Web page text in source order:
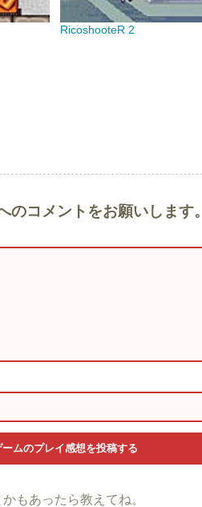
RicoshooteR 2
コメントをお願いします。
もあったら教えてね。